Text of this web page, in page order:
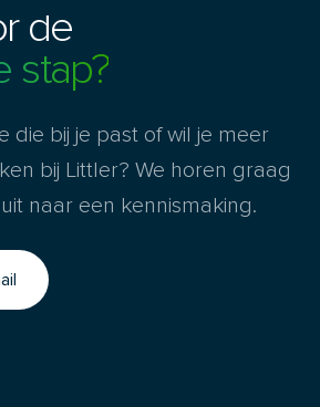
de
stap?
die bij je past of wil je meer
bij Littler? We horen graag
naar een kennismaking.